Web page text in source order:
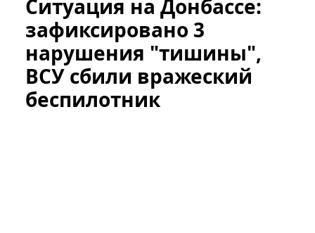
Ситуация на Донбассе:
зафиксировано 3
нарушения "тишины",
ВСУ сбили вражеский
беспилотник